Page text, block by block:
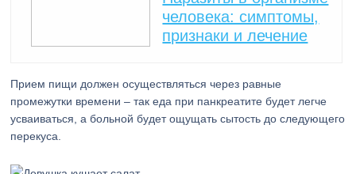
человека: симптомы,
признаки и лечение
Прием пищи должен осуществляться через равные
промежутки времени – так еда при панкреатите будет легче
усваиваться, а больной будет ощущать сытость до следующего
перекуса.